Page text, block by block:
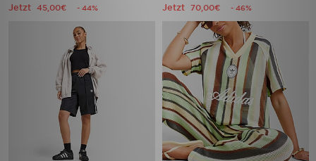
Jetzt 45,00€ - 44% Jetzt 70,00€ - 46%